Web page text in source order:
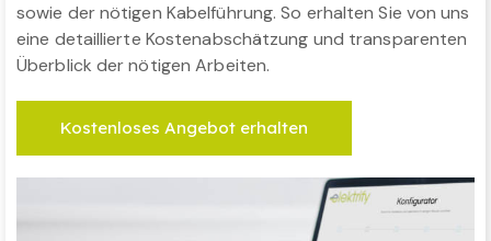
sowie der nötigen Kabelführung. So erhalten Sie von uns
eine detaillierte Kostenabschätzung und transparenten
Überblick der nötigen Arbeiten.
Kostenloses Angebot erhalten